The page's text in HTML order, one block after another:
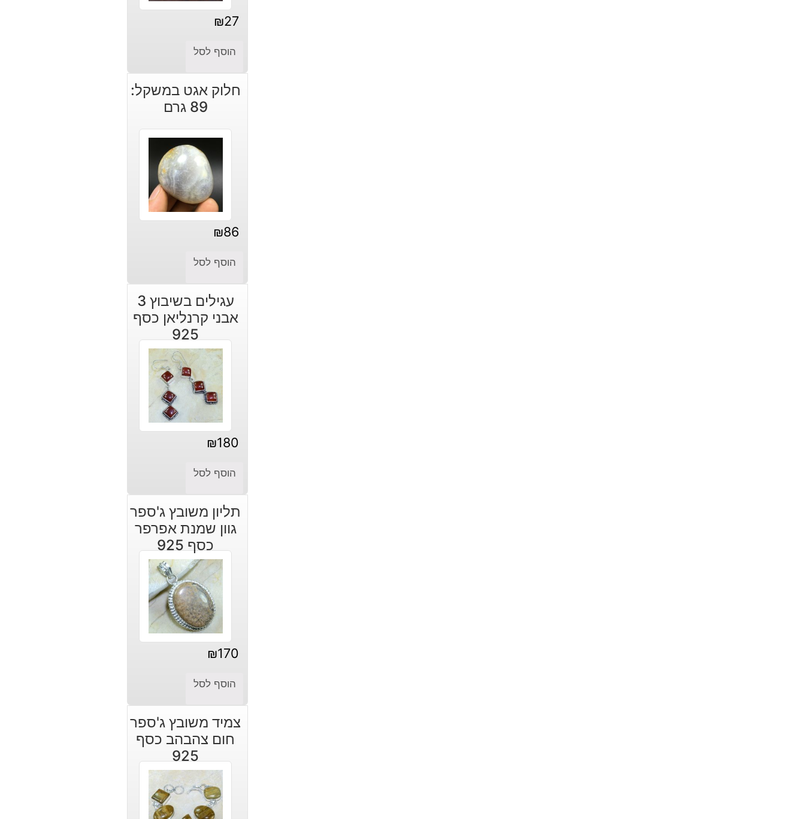
₪27
הוסף לסל
חלוק אגט במשקל:
89 גרם
₪86
הוסף לסל
עגילים בשיבוץ 3
אבני קרנליאן כסף
925
₪180
הוסף לסל
תליון משובץ ג'ספר
גוון שמנת אפרפר
כסף 925
₪170
הוסף לסל
צמיד משובץ ג'ספר
חום צהבהב כסף
925